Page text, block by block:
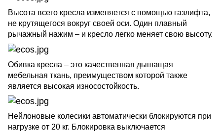
Высота всего кресла изменяется с помощью газлифта,
не крутящегося вокруг своей оси. Один плавный
рычажный нажим – и кресло легко меняет свою высоту.
Обивка кресла – это качественная дышащая
мебельная ткань, преимуществом которой также
является высокая износостойкость.
Нейлоновые колесики автоматически блокируются при
нагрузке от 20 кг. Блокировка выключается